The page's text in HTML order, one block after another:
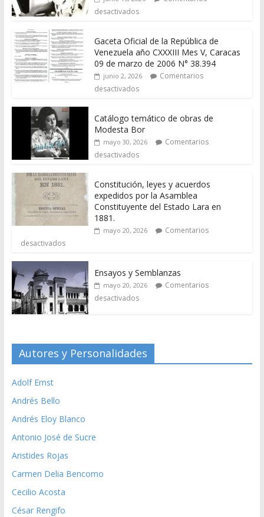
desactivados
Gaceta Oficial de la República de
Venezuela año CXXXIII Mes V, Caracas
09 de marzo de 2006 N° 38.394
junio 2, 2026
Comentarios
desactivados
Catálogo temático de obras de
Modesta Bor
mayo 30, 2026
Comentarios
desactivados
Constitución, leyes y acuerdos
expedidos por la Asamblea
Constituyente del Estado Lara en
1881.
mayo 20, 2026
Comentarios
desactivados
Ensayos y Semblanzas
mayo 20, 2026
Comentarios
desactivados
Autores y Personalidades
Adolf Ernst
Andrés Bello
Andrés Eloy Blanco
Antonio José de Sucre
Aristides Rojas
Carmen Delia Bencomo
Cecilio Acosta
César Rengifo